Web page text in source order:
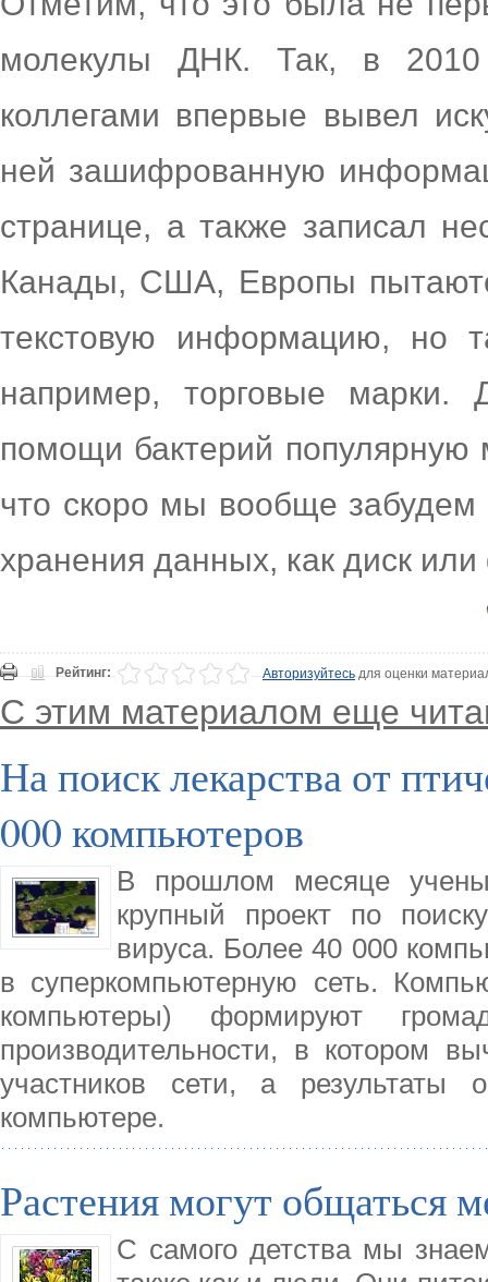
молекулы ДНК. Так, в
коллегами впервые вывел
ней зашифрованную
странице, а также записал
Канады, США, Европы
текстовую информацию, но
например, торговые марки.
помощи бактерий популярную
что скоро мы вообще забудем
хранения данных, как диск
Рейтинг: Авторизуйтесьдля оценки
С этим материалом еще
На поиск лекарства от
000 компьютеров
В прошлом месяце
крупный проект по
вируса. Более 40 000
в суперкомпьютерную сеть.
компьютеры) формируют
производительности, в котором
участников сети, а результаты
компьютере.
Растения могут общаться
С самого детства мы